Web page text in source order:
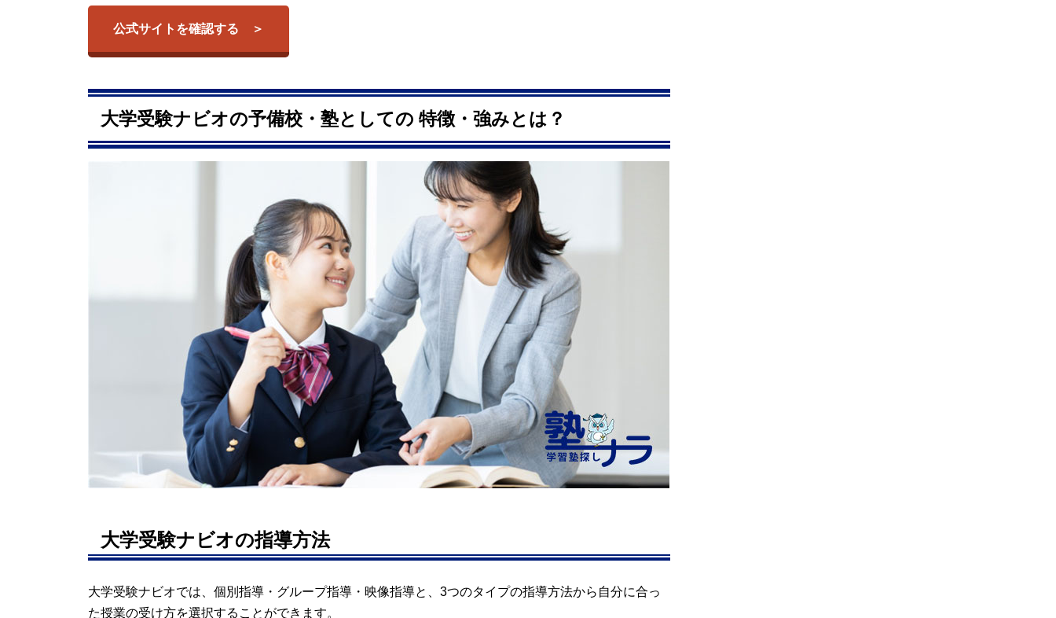
公式サイトを確認する
大学受験ナビオの予備校・塾としての 特徴・強みとは？
大学受験ナビオの指導方法
大学受験ナビオでは、個別指導・グループ指導・映像指導と、3つのタイプの指導方法から自分に合っ
た授業の受け方を選択することができます。